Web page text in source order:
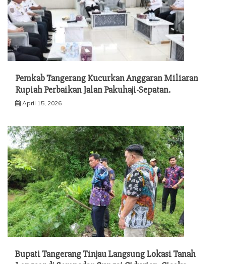
Pemkab Tangerang Kucurkan Anggaran Miliaran
Rupiah Perbaikan Jalan Pakuhaji-Sepatan.
April 15, 2026
Bupati Tangerang Tinjau Langsung Lokasi Tanah